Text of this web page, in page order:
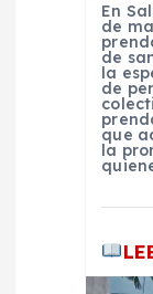
En
de
de
la
de
que
la